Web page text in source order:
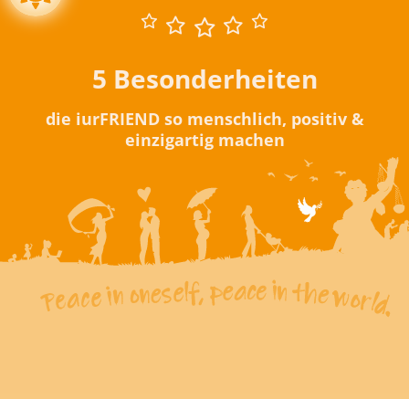
5 Besonderheiten
die iurFRIEND so menschlich, positiv &
einzigartig machen